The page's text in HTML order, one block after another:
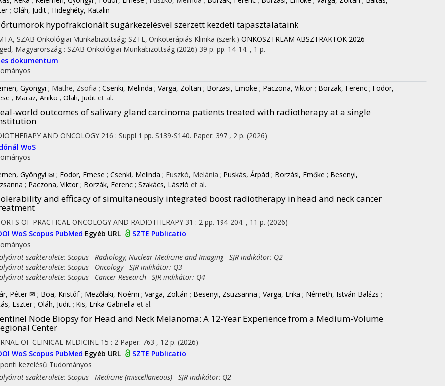
; Oláh, Judit ; Hideghéty, Katalin
hypofrakcionált sugárkezelésvel szerzett kezdeti tapasztalataink
SZAB Onkológiai Munkabizottság; SZTE, Onkoterápiás Klinika (szerk.) ONKOSZTREAM ABSZTRAKTOK 2026
Magyarország : SZAB Onkológiai Munkabizottság (2026) 39 p. pp. 14-14. , 1 p.
dokumentum
Gyongyi ; Mathe, Zsofia ; Csenki, Melinda ; Varga, Zoltan ; Borzasi, Emoke ; Paczona, Viktor ; Borzak, Ferenc ; Fodor,
; Maraz, Aniko ; Olah, Judit et al.
world outcomes of salivary gland carcinoma patients treated with radiotherapy at a single
AND ONCOLOGY 216 : Suppl 1 pp. S139-S140. Paper: 397 , 2 p. (2026)
WoS
Gyöngyi ✉ ; Fodor, Emese ; Csenki, Melinda ; Fuszkó, Melánia ; Puskás, Árpád ; Borzási, Emőke ; Besenyi,
; Paczona, Viktor ; Borzák, Ferenc ; Szakács, László et al.
and efficacy of simultaneously integrated boost radiotherapy in head and neck cancer
OF PRACTICAL ONCOLOGY AND RADIOTHERAPY 31 : 2 pp. 194-204. , 11 p. (2026)
WoS Scopus PubMed Egyéb URL
SZTE Publicatio
szakterülete: Scopus - Radiology, Nuclear Medicine and Imaging SJR indikátor: Q2
szakterülete: Scopus - Oncology SJR indikátor: Q3
szakterülete: Scopus - Cancer Research SJR indikátor: Q4
Péter ✉ ; Boa, Kristóf ; Mezőlaki, Noémi ; Varga, Zoltán ; Besenyi, Zsuzsanna ; Varga, Erika ; Németh, István Balázs ;
Eszter ; Oláh, Judit ; Kis, Erika Gabriella et al.
Node Biopsy for Head and Neck Melanoma: A 12-Year Experience from a Medium-Volume
Center
OF CLINICAL MEDICINE 15 : 2 Paper: 763 , 12 p. (2026)
WoS Scopus PubMed Egyéb URL
SZTE Publicatio
kezelésű Tudományos
szakterülete: Scopus - Medicine (miscellaneous) SJR indikátor: Q2